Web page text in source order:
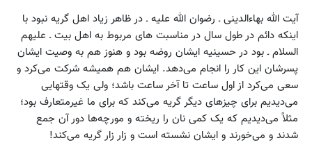
آیت الله بهاءالدینی ـ رضوان الله علیه ـ در ظاهر زیاد اهل گریه نبود با
اینکه دائم در طول سال در مناسبت های مربوط به اهل بیت ـ علیهم
السلام ـ بود در حسینیه ایشان روضه بود و هنوز هم به وصیت ایشان
پسرشان این کار را انجام می‌دهد. ایشان هم همیشه شرکت می‌کرد و
سعی می‌کرد از اول ساعت تا آخر ساعت باشد؛ ولی یک وقتهایی
می‌دیدیم برای چیزهای دیگر گریه می‌کند که برای ما غیرمتعارف بود؛
مثلاً می‌دیدیم که یک کمی نان را ریخته و مورچه‌ها دور آن جمع
شدند و می‌خورند و ایشان نشسته است و زار زار گریه می‌کند!